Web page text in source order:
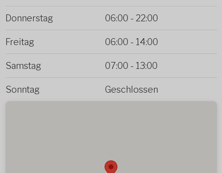
Donnerstag 06:00 - 22:00
Freitag 06:00 - 14:00
Samstag 07:00 - 13:00
Sonntag Geschlossen